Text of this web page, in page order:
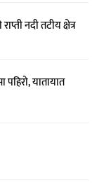
नदी तटीय क्षेत्र
यातायात